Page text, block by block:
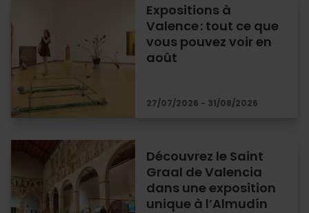
Expositions à
Valence : tout ce que
vous pouvez voir en
août
27/07/2026 - 31/08/2026
Découvrez le Saint
Graal de Valencia
dans une exposition
unique à l’Almudín